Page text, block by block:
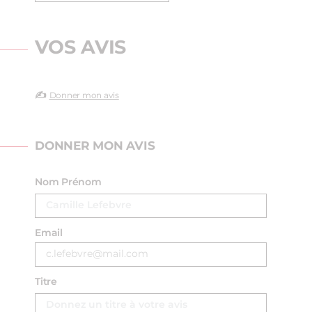
VOS AVIS
✍️ Donner mon avis
DONNER MON AVIS
Nom Prénom
Email
Titre